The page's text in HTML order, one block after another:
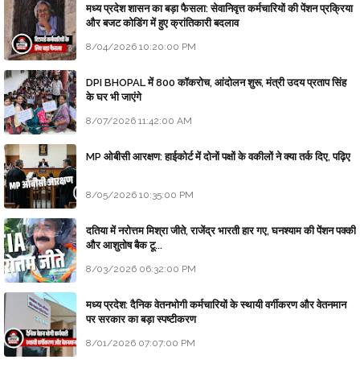
मध्य प्रदेश शासन का बड़ा फैसला: सेवानिवृत्त कर्मचारियों की पेंशन प्रक्रिया
और बजट कोडिंग में हुए क्रांतिकारी बदलाव
8/04/2026 10:20:00 PM
DPI BHOPAL में 800 कॉकरोच, आंदोलन शुरू, मंत्री उदय प्रताप सिंह
के घर भी जाएंगे
8/07/2026 11:42:00 AM
MP ओबीसी आरक्षण: हाईकोर्ट में दोनों पक्षों के वकीलों ने क्या तर्क दिए, पढ़िए
8/05/2026 10:35:00 PM
दतिया में नरोत्तम मिश्रा जीते, राजेंद्र भारती हार गए, घनश्याम की पेंशन पक्की
और आशुतोष बैक टू...
8/03/2026 06:32:00 PM
मध्य प्रदेश: दैनिक वेतनभोगी कर्मचारियों के स्थायी वर्गीकरण और वेतनमान
पर सरकार का बड़ा स्पष्टीकरण
8/01/2026 07:07:00 PM